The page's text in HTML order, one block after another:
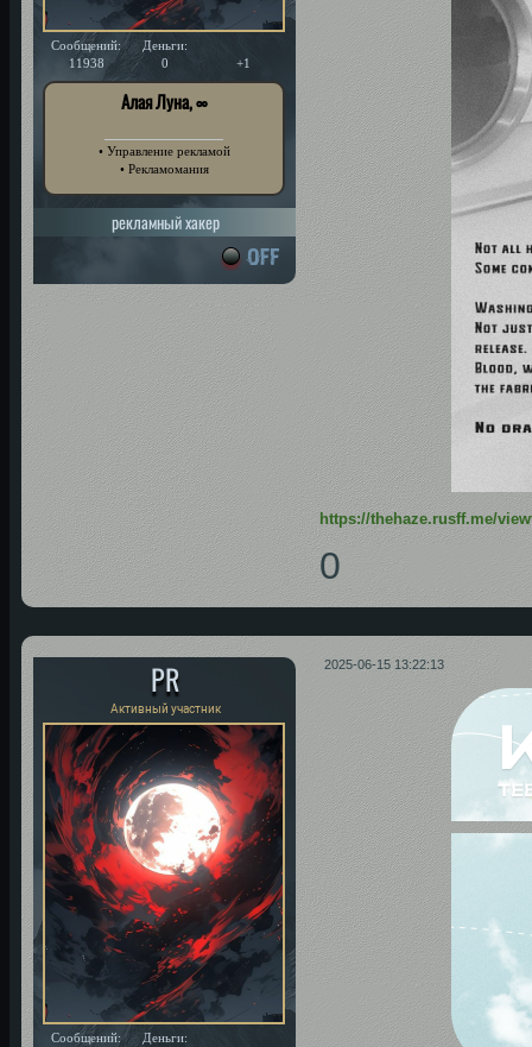
Сообщений:
11938
Деньги:
0
+1
Алая Луна, ∞
• Управление рекламой
• Рекламомания
рекламный хакер
https://thehaze.rusff.me/
0
2025-06-15 13:22:13
PR
Активный участник
Сообщений:
Деньги: